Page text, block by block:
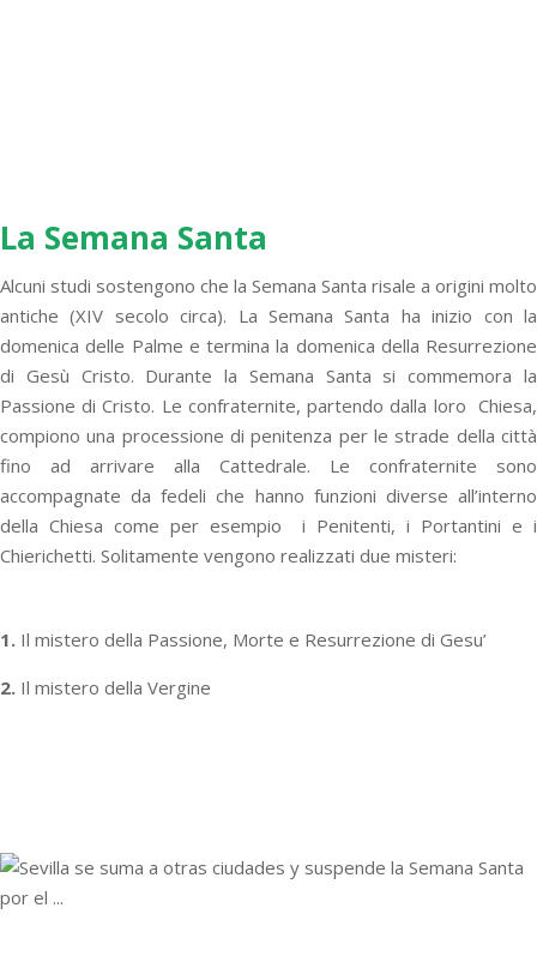
La Semana Santa
Alcuni studi sostengono che la Semana Santa risale a origini molto
antiche (XIV secolo circa). La Semana Santa ha inizio con la
domenica delle Palme e termina la domenica della Resurrezione
di Gesù Cristo. Durante la Semana Santa si commemora la
Passione di Cristo. Le confraternite, partendo dalla loro Chiesa,
compiono una processione di penitenza per le strade della città
fino ad arrivare alla Cattedrale. Le confraternite sono
accompagnate da fedeli che hanno funzioni diverse all’interno
della Chiesa come per esempio i Penitenti, i Portantini e i
Chierichetti. Solitamente vengono realizzati due misteri:
1. Il mistero della Passione, Morte e Resurrezione di Gesu’
2. Il mistero della Vergine